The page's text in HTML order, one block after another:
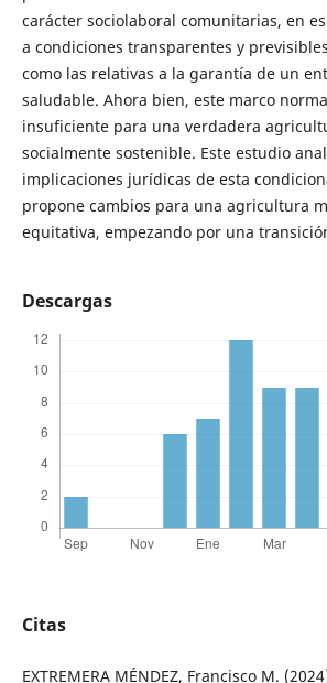
carácter sociolaboral comunitarias, en
a condiciones transparentes y
como las relativas a la garantía de un
saludable. Ahora bien, este marco
insuficiente para una verdadera
socialmente sostenible. Este estudio
implicaciones jurídicas de esta
propone cambios para una agricultura
equitativa, empezando por una
Descargas
Citas
EXTREMERA MÉNDEZ, Francisco M.